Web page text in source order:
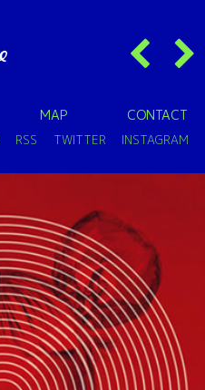
MAP CONTACT
RSS TWITTER INSTAGRAM